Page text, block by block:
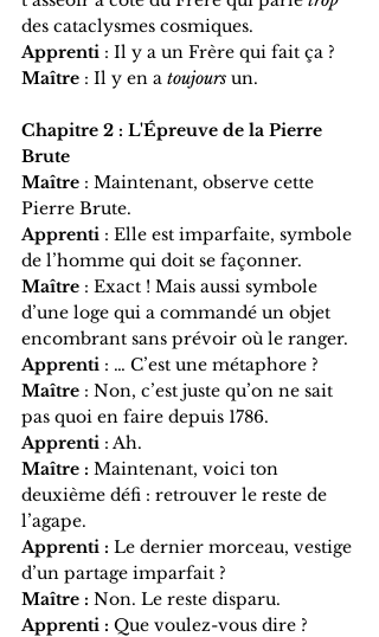
des cataclysmes cosmiques.
Apprenti : Il y a un Frère qui fait ça ?
Maître : Il y en a toujours un.
Chapitre 2 : L'Épreuve de la Pierre
Brute
Maître : Maintenant, observe cette
Pierre Brute.
Apprenti : Elle est imparfaite, symbole
de l’homme qui doit se façonner.
Maître : Exact ! Mais aussi symbole
d’une loge qui a commandé un objet
encombrant sans prévoir où le ranger.
Apprenti : … C’est une métaphore ?
Maître : Non, c’est juste qu’on ne sait
pas quoi en faire depuis 1786.
Apprenti : Ah.
Maître : Maintenant, voici ton
deuxième défi : retrouver le reste de
l’agape.
Apprenti : Le dernier morceau, vestige
d’un partage imparfait ?
Maître : Non. Le reste disparu.
Apprenti : Que voulez-vous dire ?